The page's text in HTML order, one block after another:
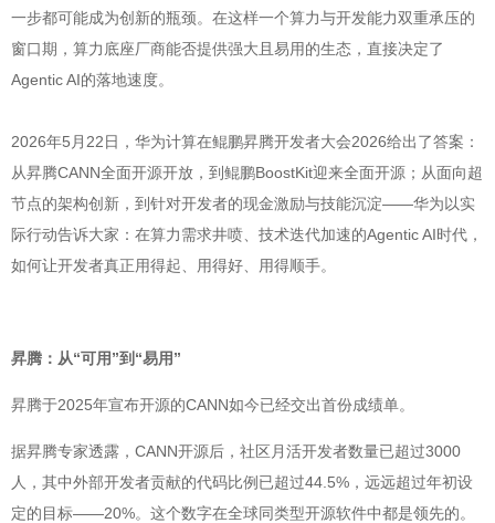
一步都可能成为创新的瓶颈。在这样一个算力与开发能力双重承压的
窗口期，算力底座厂商能否提供强大且易用的生态，直接决定了
Agentic AI的落地速度。
2026年5月22日，华为计算在鲲鹏昇腾开发者大会2026给出了答案：
从昇腾CANN全面开源开放，到鲲鹏BoostKit迎来全面开源；从面向超
节点的架构创新，到针对开发者的现金激励与技能沉淀——华为以实
际行动告诉大家：在算力需求井喷、技术迭代加速的Agentic AI时代，
如何让开发者真正用得起、用得好、用得顺手。
昇腾：从“可用”到“易用”
昇腾于2025年宣布开源的CANN如今已经交出首份成绩单。
据昇腾专家透露，CANN开源后，社区月活开发者数量已超过3000
人，其中外部开发者贡献的代码比例已超过44.5%，远远超过年初设
定的目标——20%。这个数字在全球同类型开源软件中都是领先的。